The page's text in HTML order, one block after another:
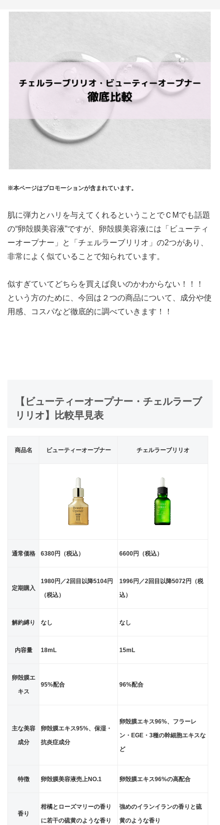
※本ページはプロモーションが含まれています。
肌に弾力とハリを与えてくれるということでＣMでも話題
の“卵殻膜美容液”ですが、卵殻膜美容液には「ビューティ
ーオープナー」と「チェルラーブリリオ」の2つがあり、
非常によく似ていることで知られています。
似すぎていてどちらを買えば良いのかわからない！！！
という方のために、今回は２つの商品について、成分や使
用感、コスパなど徹底的に調べていきます！！
【ビューティーオープナー・チェルラーブ
リリオ】比較早見表
商品名 ビューティーオープナー チェルラーブリリオ
通常価格 6380円（税込） 6600円（税込）
定期購入
1980円／2回目以降5104円
（税込）
1996円／2回目以降5072円（税
込）
解約縛り なし なし
内容量 18mL 15mL
卵殻膜エ
キス
95%配合 96%配合
主な美容
成分
卵殻膜エキス95%、保湿・
抗炎症成分
卵殻膜エキス96%、フラーレ
ン・EGE・3種の幹細胞エキスな
ど
特徴 卵殻膜美容液売上NO.1 卵殻膜エキス96%の高配合
香り
柑橘とローズマリーの香り
に若干の硫黄のような香り
強めのイランイランの香りと硫
黄のような香り